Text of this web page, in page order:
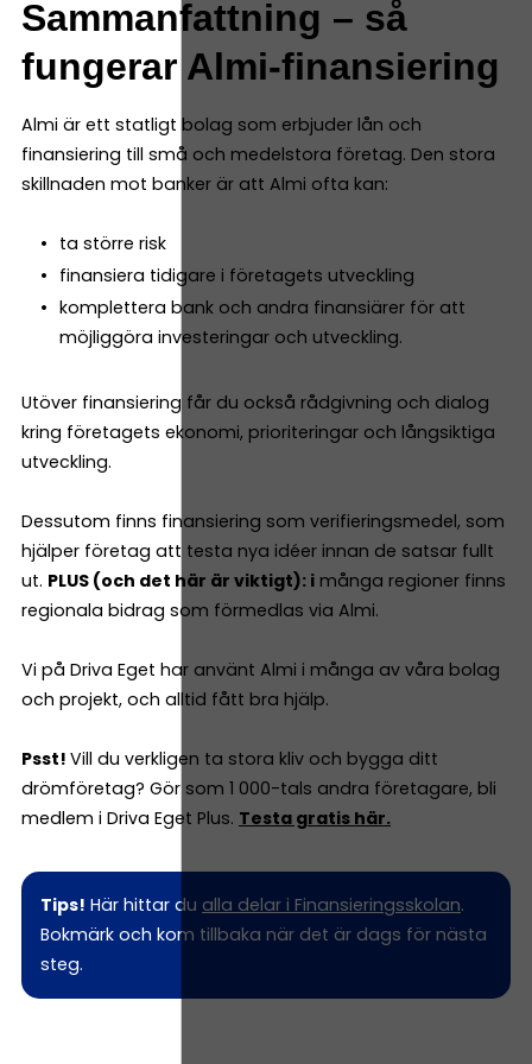
Sammanfattning – så
fungerar Almi-finansiering
Almi är ett statligt bolag som erbjuder lån och
finansiering till små och medelstora företag. Den stora
skillnaden mot banker är att Almi ofta kan:
ta större risk
finansiera tidigare i företagets utveckling
komplettera bank och andra finansiärer för att
möjliggöra investeringar och utveckling.
Utöver finansiering får du också rådgivning och dialog
kring företagets ekonomi, prioriteringar och långsiktiga
utveckling.
Dessutom finns finansiering som verifieringsmedel, som
hjälper företag att testa nya idéer innan de satsar fullt
ut. PLUS (och det här är viktigt): i många regioner finns
regionala bidrag som förmedlas via Almi.
Vi på Driva Eget har använt Almi i många av våra bolag
och projekt, och alltid fått bra hjälp.
Psst! Vill du verkligen ta stora kliv och bygga ditt
drömföretag? Gör som 1 000-tals andra företagare, bli
medlem i Driva Eget Plus. Testa gratis här.
Tips! Här hittar du alla delar i Finansieringsskolan.
Bokmärk och kom tillbaka när det är dags för nästa
steg.